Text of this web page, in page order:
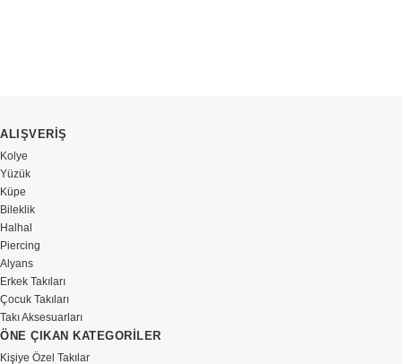
ALIŞVERİŞ
Kolye
Yüzük
Küpe
Bileklik
Halhal
Piercing
Alyans
Erkek Takıları
Çocuk Takıları
Takı Aksesuarları
ÖNE ÇIKAN KATEGORİLER
Kişiye Özel Takılar